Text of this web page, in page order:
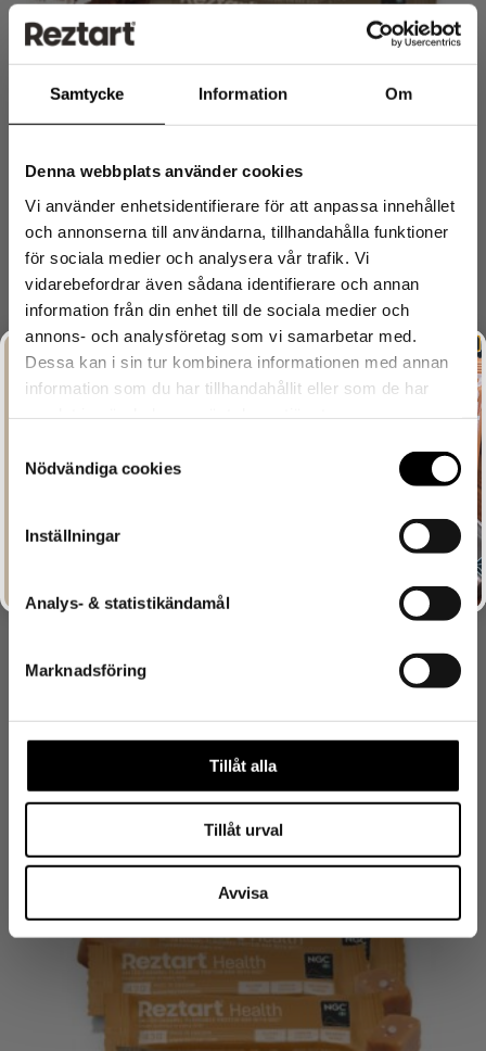
Samtycke Information Om
Denna webbplats använder cookies
Vi använder enhetsidentifierare för att anpassa innehållet
och annonserna till användarna, tillhandahålla funktioner
för sociala medier och analysera vår trafik. Vi
vidarebefordrar även sådana identifierare och annan
information från din enhet till de sociala medier och
annons- och analysföretag som vi samarbetar med.
Dessa kan i sin tur kombinera informationen med annan
information som du har tillhandahållit eller som de har
Nödvändiga cookies
Inställningar
Analys- & statistikändamål
Marknadsföring
Tillåt alla
Tillåt urval
Avvisa
Reztart Bars – Mixlåda 16 Bars
399kr
Berry Bars – Mixlåda 8 bars
209kr
NYHET
Let's Reztart!